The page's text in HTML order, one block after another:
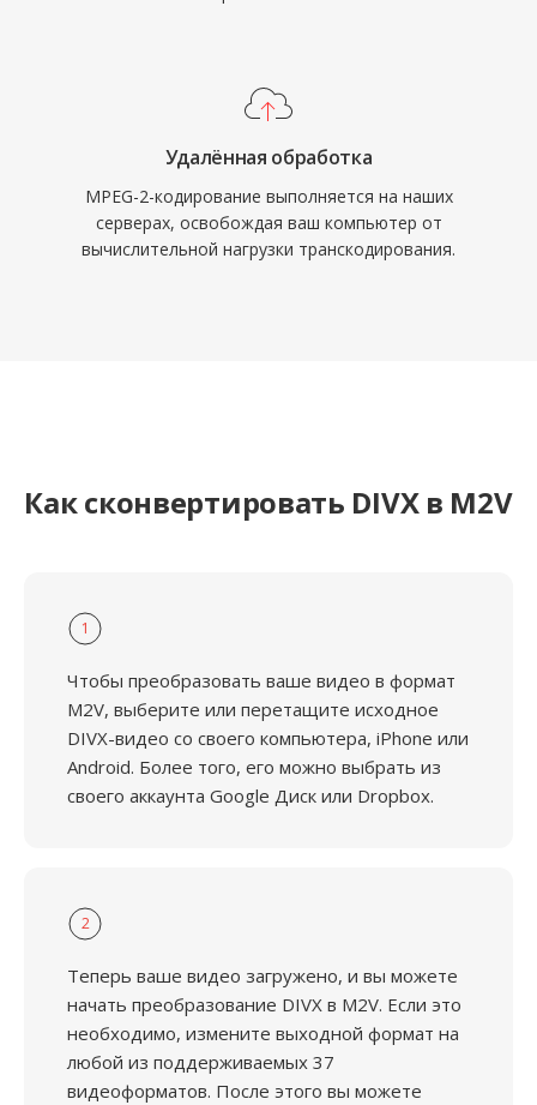
Удалённая обработка
MPEG-2-кодирование выполняется на наших
серверах, освобождая ваш компьютер от
вычислительной нагрузки транскодирования.
Как сконвертировать DIVX в M2V
1
Чтобы преобразовать ваше видео в формат
M2V, выберите или перетащите исходное
DIVX-видео со своего компьютера, iPhone или
Android. Более того, его можно выбрать из
своего аккаунта Google Диск или Dropbox.
2
Теперь ваше видео загружено, и вы можете
начать преобразование DIVX в M2V. Если это
необходимо, измените выходной формат на
любой из поддерживаемых 37
видеоформатов. После этого вы можете